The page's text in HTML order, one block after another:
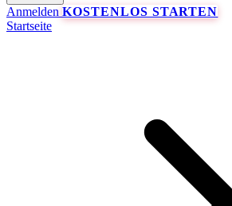
Anmelden KOSTENLOS STARTEN
Startseite